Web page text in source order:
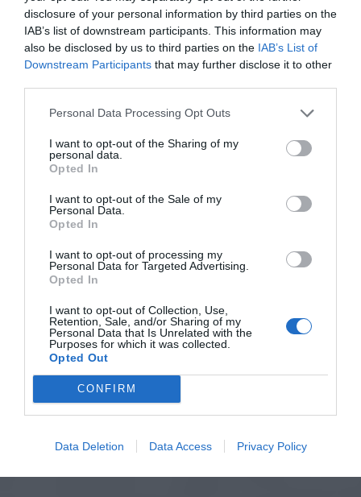
disclosure of your personal information by third parties on the
IAB’s list of downstream participants. This information may
also be disclosed by us to third parties on the IAB’s List of
Downstream Participants that may further disclose it to other
Personal Data Processing Opt Outs
I want to opt-out of the Sharing of my
personal data.
Opted In
I want to opt-out of the Sale of my
Personal Data.
Opted In
I want to opt-out of processing my
Personal Data for Targeted Advertising.
Opted In
I want to opt-out of Collection, Use,
Retention, Sale, and/or Sharing of my
Personal Data that Is Unrelated with the
Purposes for which it was collected.
Opted Out
CONFIRM
Data Deletion Data Access Privacy Policy